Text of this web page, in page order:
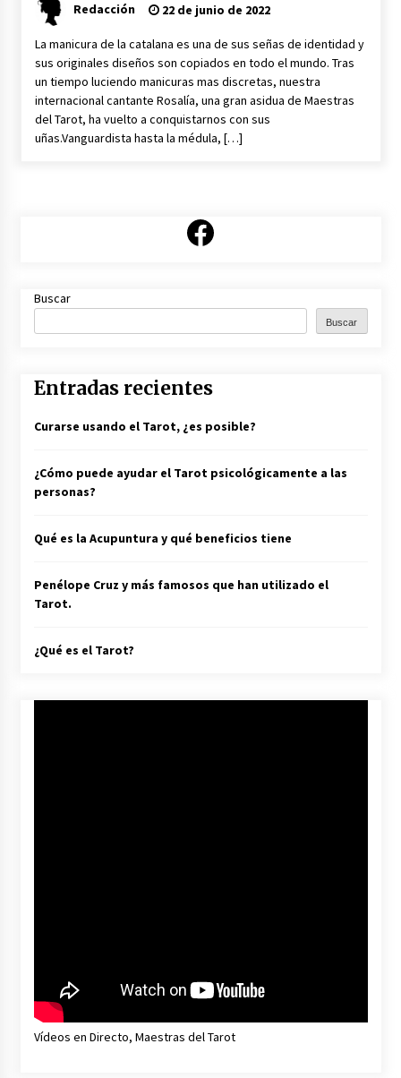
8 de marzo de 2023
El Tarot de Aitor Saraiba
30 de agosto de 2022
Alicia Santamaria el mejor canal holístico de
Nuevo Portal de Tarot Presencial en toda
Redacción 22 de junio de 2022
La manicura de la catalana es una de sus señas de identidad y
sus originales diseños son copiados en todo el mundo. Tras
un tiempo luciendo manicuras mas discretas, nuestra
internacional cantante Rosalía, una gran asidua de Maestras
del Tarot, ha vuelto a conquistarnos con sus
uñas.Vanguardista hasta la médula, […]
Facebook
Buscar
Buscar
Entradas recientes
Curarse usando el Tarot, ¿es posible?
¿Cómo puede ayudar el Tarot psicológicamente a las
personas?
Qué es la Acupuntura y qué beneficios tiene
Penélope Cruz y más famosos que han utilizado el
Tarot.
¿Qué es el Tarot?
Vídeos en Directo, Maestras del Tarot